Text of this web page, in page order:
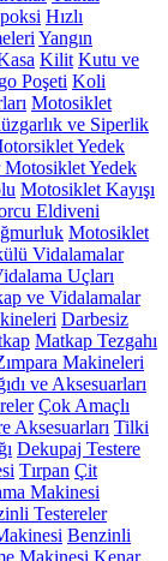
Hızlı
Yangın
Kilit Kutu ve
Poşeti Koli
Motosiklet
ve Siperlik
Yedek
Yedek
Motosiklet Kayışı
Eldiveni
Motosiklet
Vidalamalar
Uçları
ve Vidalamalar
Darbesiz
Matkap Tezgahı
Makineleri
ve Aksesuarları
Çok Amaçlı
Aksesuarları Tilki
Dekupaj Testere
Tırpan Çit
Makinesi
Testereler
Benzinli
Makinesi Kenar